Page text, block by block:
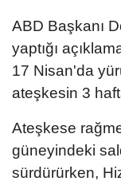
ABD Başkanı
yaptığı
17 Nisan'da
ateşkesin 3
Ateşkese
güneyindeki
sürdürürken,